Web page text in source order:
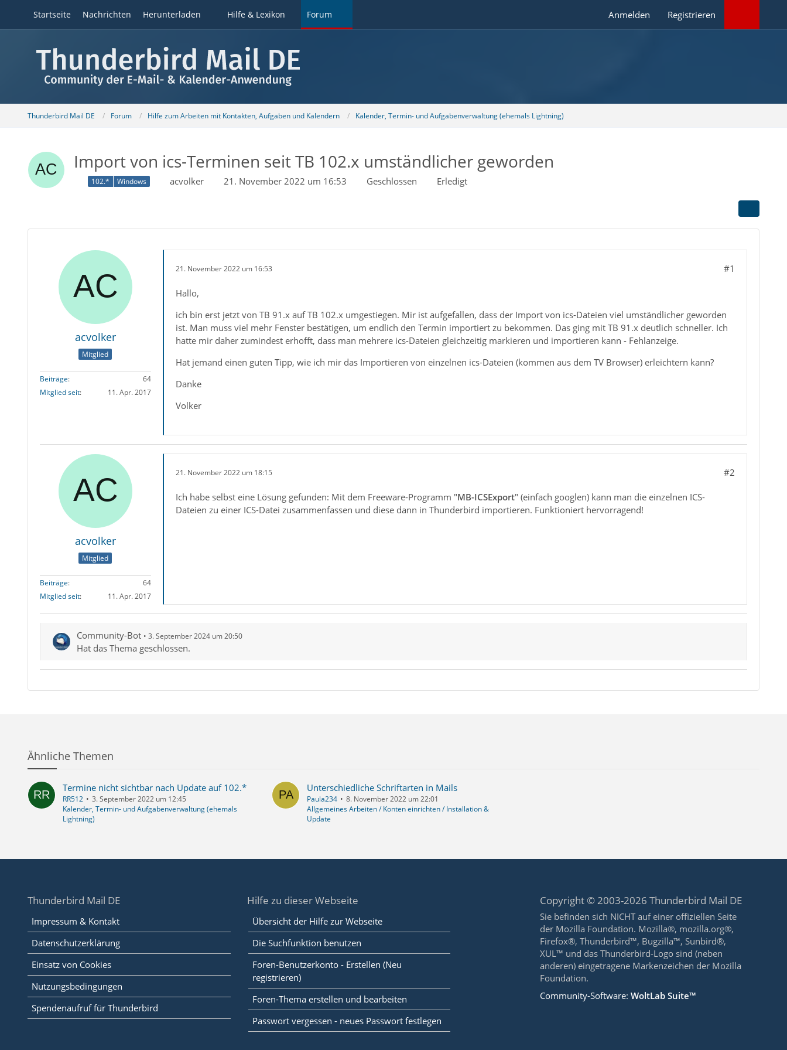
Startseite Nachrichten Herunterladen Hilfe & Lexikon Forum Anmelden Registrieren
Thunderbird Mail DE Forum Hilfe zum Arbeiten mit Kontakten, Aufgaben und Kalendern Kalender, Termin- und Aufgabenverwaltung (ehemals Lightning)
Import von ics-Terminen seit TB 102.x umständlicher geworden
102.* Windows acvolker 21. November 2022 um 16:53 Geschlossen Erledigt
acvolker
Mitglied
Beiträge
64
Mitglied seit
11. Apr. 2017
21. November 2022 um 16:53 #1
Hallo,
ich bin erst jetzt von TB 91.x auf TB 102.x umgestiegen. Mir ist aufgefallen, dass der Import von ics-Dateien viel umständlicher geworden
ist. Man muss viel mehr Fenster bestätigen, um endlich den Termin importiert zu bekommen. Das ging mit TB 91.x deutlich schneller. Ich
hatte mir daher zumindest erhofft, dass man mehrere ics-Dateien gleichzeitig markieren und importieren kann - Fehlanzeige.
Hat jemand einen guten Tipp, wie ich mir das Importieren von einzelnen ics-Dateien (kommen aus dem TV Browser) erleichtern kann?
Danke
Volker
acvolker
Mitglied
Beiträge
64
Mitglied seit
11. Apr. 2017
21. November 2022 um 18:15 #2
Ich habe selbst eine Lösung gefunden: Mit dem Freeware-Programm "MB-ICSExport" (einfach googlen) kann man die einzelnen ICS-
Dateien zu einer ICS-Datei zusammenfassen und diese dann in Thunderbird importieren. Funktioniert hervorragend!
Community-Bot 3. September 2024 um 20:50
Hat das Thema geschlossen.
Ähnliche Themen
Termine nicht sichtbar nach Update auf 102.*
RR512
3. September 2022 um 12:45
Kalender, Termin- und Aufgabenverwaltung (ehemals
Lightning)
Unterschiedliche Schriftarten in Mails
Paula234
8. November 2022 um 22:01
Allgemeines Arbeiten / Konten einrichten / Installation &
Update
Thunderbird Mail DE
Impressum & Kontakt
Datenschutzerklärung
Einsatz von Cookies
Nutzungsbedingungen
Spendenaufruf für Thunderbird
Hilfe zu dieser Webseite
Übersicht der Hilfe zur Webseite
Die Suchfunktion benutzen
Foren-Benutzerkonto - Erstellen (Neu
registrieren)
Foren-Thema erstellen und bearbeiten
Passwort vergessen - neues Passwort festlegen
Copyright © 2003-2026 Thunderbird Mail DE
Sie befinden sich NICHT auf einer offiziellen Seite
der Mozilla Foundation. Mozilla®, mozilla.org®,
Firefox®, Thunderbird™, Bugzilla™, Sunbird®,
XUL™ und das Thunderbird-Logo sind (neben
anderen) eingetragene Markenzeichen der Mozilla
Foundation.
Community-Software:WoltLab Suite™